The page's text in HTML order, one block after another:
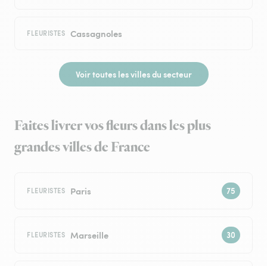
FLEURISTES Cassagnoles
Voir toutes les villes du secteur
Faites livrer vos fleurs dans les plus
grandes villes de France
FLEURISTES Paris
FLEURISTES Marseille